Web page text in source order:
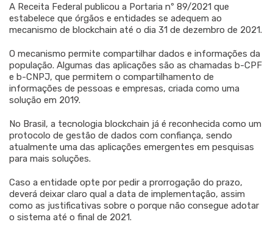
A Receita Federal publicou a Portaria nº 89/2021 que
estabelece que órgãos e entidades se adequem ao
mecanismo de blockchain até o dia 31 de dezembro de 2021.
O mecanismo permite compartilhar dados e informações da
população. Algumas das aplicações são as chamadas b-CPF
e b-CNPJ, que permitem o compartilhamento de
informações de pessoas e empresas, criada como uma
solução em 2019.
No Brasil, a tecnologia blockchain já é reconhecida como um
protocolo de gestão de dados com confiança, sendo
atualmente uma das aplicações emergentes em pesquisas
para mais soluções.
Caso a entidade opte por pedir a prorrogação do prazo,
deverá deixar claro qual a data de implementação, assim
como as justificativas sobre o porque não consegue adotar
o sistema até o final de 2021.